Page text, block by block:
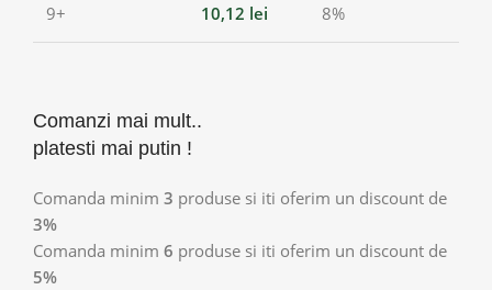
9+ 10,12 lei 8%
Comanzi mai mult..
platesti mai putin !
Comanda minim 3 produse si iti oferim un discount de
3%
Comanda minim 6 produse si iti oferim un discount de
5%